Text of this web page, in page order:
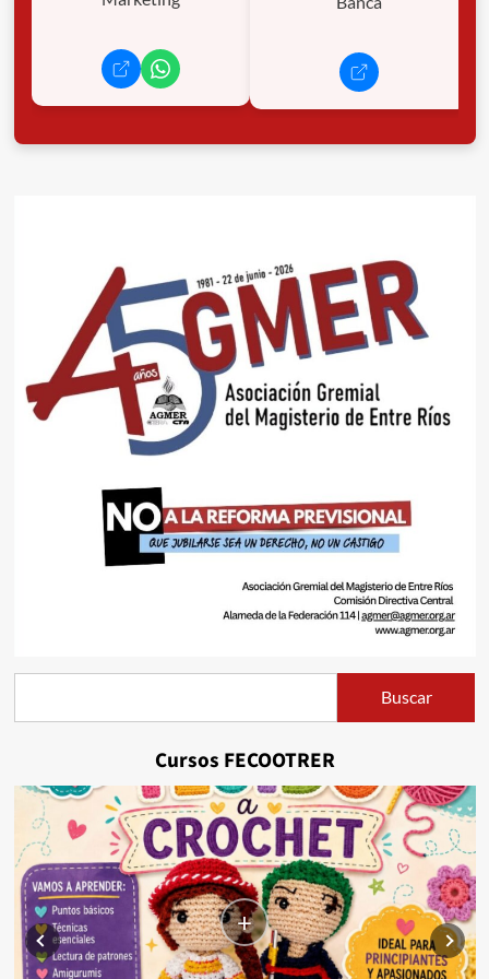
Buscar
Cursos FECOOTRER
+